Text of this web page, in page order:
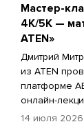
Мастер-
4K/5К —
ATEN»
Дмитрий
из ATEN
платформе
онлайн-
14 июля 2026